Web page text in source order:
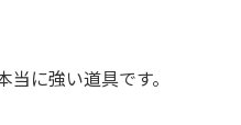
に強い道具です。